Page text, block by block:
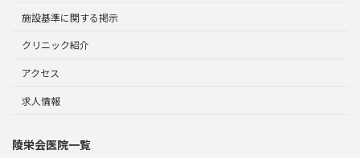
施設基準に関する掲示
クリニック紹介
アクセス
求人情報
陵栄会医院一覧